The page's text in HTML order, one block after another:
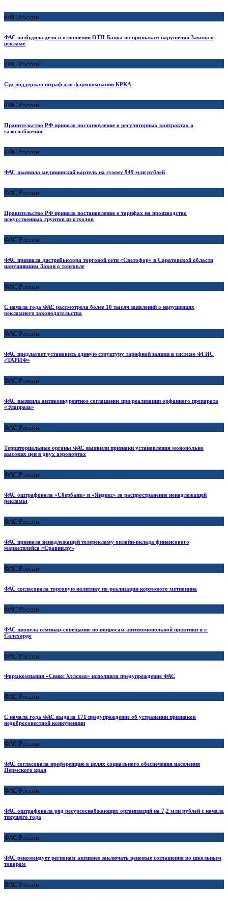
ФАС России
ФАС возбудила дело в отношении ОТП-Банка по признакам нарушения Закона о
рекламе
ФАС России
Суд поддержал штраф для фармкомпании КРКА
ФАС России
Правительство РФ приняло постановление о регуляторных контрактах в
газоснабжении
ФАС России
ФАС выявила медицинский картель на сумму 949 млн рублей
ФАС России
Правительство РФ приняло постановление о тарифах на производство
искусственных грунтов из отходов
ФАС России
ФАС признала дистрибьютора торговой сети «Светофор» в Саратовской области
нарушившим Закон о торговле
ФАС России
С начала года ФАС рассмотрела более 10 тысяч заявлений о нарушениях
рекламного законодательства
ФАС России
ФАС предлагает установить единую структуру тарифной заявки в системе ФГИС
«ТАРИФ»
ФАС России
ФАС выявила антиконкурентное соглашение при реализации орфанного препарата
«Элапраза»
ФАС России
Территориальные органы ФАС выявили признаки установления монопольно
высоких цен в двух аэропортах
ФАС России
ФАС оштрафовала «Сбербанк» и «Яндекс» за распространение ненадлежащей
рекламы
ФАС России
ФАС признала ненадлежащей телерекламу онлайн-вклада финансового
маркетплейса «Сравни.ру»
ФАС России
ФАС согласовала торговую политику по реализации кормового метионина
ФАС России
ФАС провела семинар-совещание по вопросам антимонопольной практики в г.
Салехарде
ФАС России
Фармкомпания «Свикс Хэлскеа» исполнила предупреждение ФАС
ФАС России
С начала года ФАС выдала 171 предупреждение об устранении признаков
недобросовестной конкуренции
ФАС России
ФАС согласовала преференцию в целях социального обеспечения населения
Пермского края
ФАС России
ФАС оштрафовала ряд ресурсоснабжающих организаций на 7,2 млн рублей с начала
текущего года
ФАС России
ФАС рекомендует регионам активнее заключать ценовые соглашения по школьным
товарам
ФАС России